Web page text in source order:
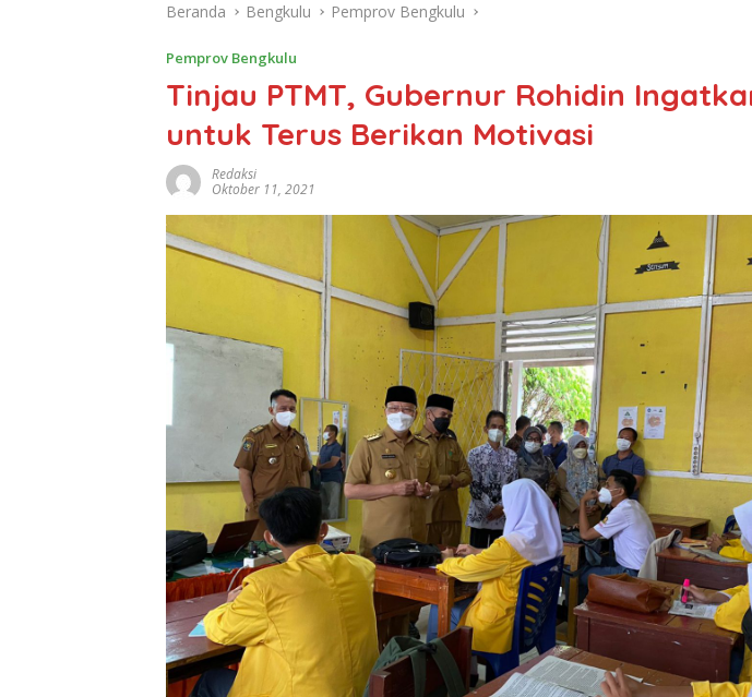
Beranda Bengkulu Pemprov Bengkulu
Pemprov Bengkulu
Tinjau PTMT, Gubernur Rohidin
untuk Terus Berikan Motivasi
Redaksi
Oktober 11, 2021